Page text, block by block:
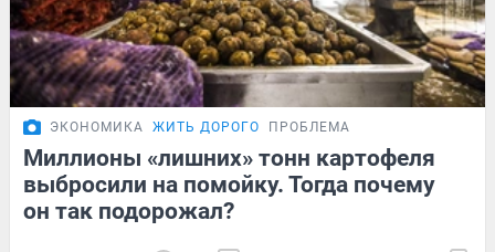
ЭКОНОМИКА ЖИТЬ ДОРОГО ПРОБЛЕМА
Миллионы «лишних» тонн картофеля
выбросили на помойку. Тогда почему
он так подорожал?